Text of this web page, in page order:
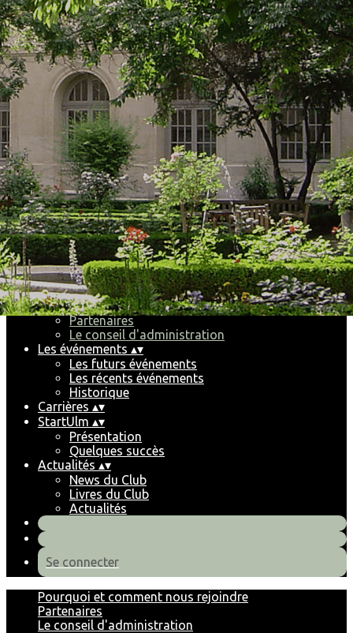
Exporter les lignes sélectionnées
Exporter toutes les colonnes
Exporter uniquement les colonnes affichées
Menu
<
>
Pourquoi et comment nous rejoindre
Partenaires
Le conseil d'administration
Ajoutez un logo, un bouton, des réseaux sociaux
Cliquez pour éditer
Accueil▴▾
Le Club▴▾
Pourquoi et comment nous rejoindre
Partenaires
Le conseil d'administration
Les événements ▴▾
Les futurs événements
Les récents événements
Historique
Carrières ▴▾
StartUlm ▴▾
Présentation
Quelques succès
Actualités ▴▾
News du Club
Livres du Club
Actualités
Se connecter
Pourquoi et comment nous rejoindre
Partenaires
Le conseil d'administration